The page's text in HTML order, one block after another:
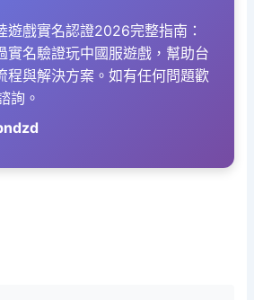
遊戲實名認證2026完整指南：
實名驗證玩中國服遊戲，幫助台
程與解決方案。如有任何問題歡
詢。